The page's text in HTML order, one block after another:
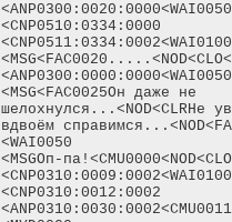
<CNP0510:0334:0000
<CNP0511:0334:0002<WAI0100
<MSG<FAC0025Он даже не
шелохнулся...<NOD<CLRНе
вдвоём
<WAI0050
<MSGОп-па!<CMU0000<NOD<CLO
<CNP0310:0009:0002<WAI0100
<CNP0310:0012:0002
<ANP0310:0030:0002<CMU0011